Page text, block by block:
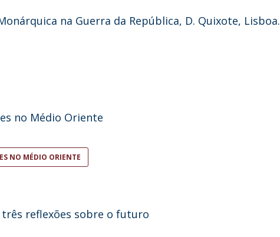
na Guerra da República, D. Quixote, Lisboa.
no Médio Oriente
NO MÉDIO ORIENTE
reflexões sobre o futuro